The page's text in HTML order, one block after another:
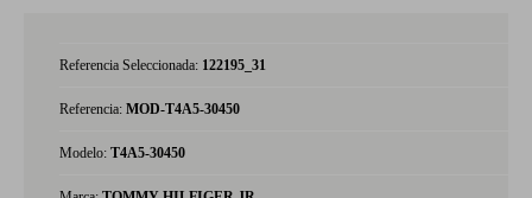
Referencia Seleccionada: 122195_31
Referencia: MOD-T4A5-30450
Modelo: T4A5-30450